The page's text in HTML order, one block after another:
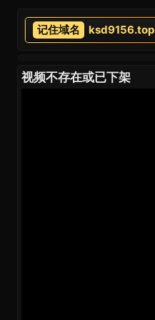
ksd9156.top
视频不存在或已下架